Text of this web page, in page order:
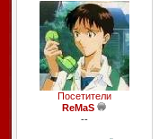
Посетители
ReMaS
--